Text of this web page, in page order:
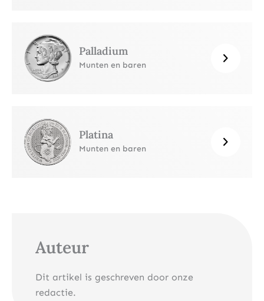
Palladium
Munten en baren
Platina
Munten en baren
Auteur
Dit artikel is geschreven door onze
redactie.